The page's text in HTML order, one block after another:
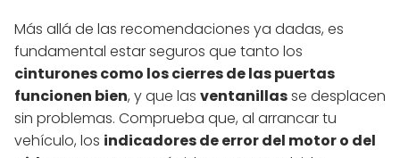
Más allá de las recomendaciones ya dadas, es
fundamental estar seguros que tanto los
cinturones como los cierres de las puertas
funcionen bien, y que las ventanillasse desplacen
sin problemas. Comprueba que, al arrancar tu
vehículo, los indicadores de error del motor o del